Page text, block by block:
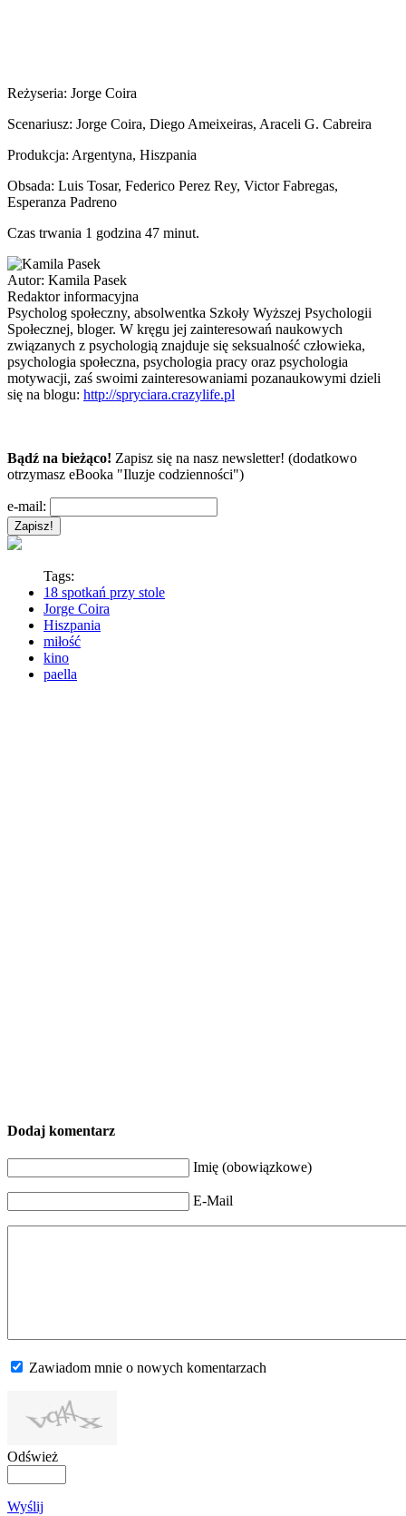
Reżyseria: Jorge Coira
Scenariusz: Jorge Coira, Diego Ameixeiras, Araceli G. Cabreira
Produkcja: Argentyna, Hiszpania
Obsada: Luis Tosar, Federico Perez Rey, Victor Fabregas,
Esperanza Padreno
Czas trwania 1 godzina 47 minut.
Autor: Kamila Pasek
Redaktor informacyjna
Psycholog społeczny, absolwentka Szkoły Wyższej Psychologii
Społecznej, bloger. W kręgu jej zainteresowań naukowych
związanych z psychologią znajduje się seksualność człowieka,
psychologia społeczna, psychologia pracy oraz psychologia
motywacji, zaś swoimi zainteresowaniami pozanaukowymi dzieli
się na blogu: http://spryciara.crazylife.pl
Bądź na bieżąco! Zapisz się na nasz newsletter! (dodatkowo
otrzymasz eBooka "Iluzje codzienności")
e-mail:
Tags:
18 spotkań przy stole
Jorge Coira
Hiszpania
miłość
kino
paella
Dodaj komentarz
Imię (obowiązkowe)
E-Mail
Zawiadom mnie o nowych komentarzach
Odśwież
Wyślij